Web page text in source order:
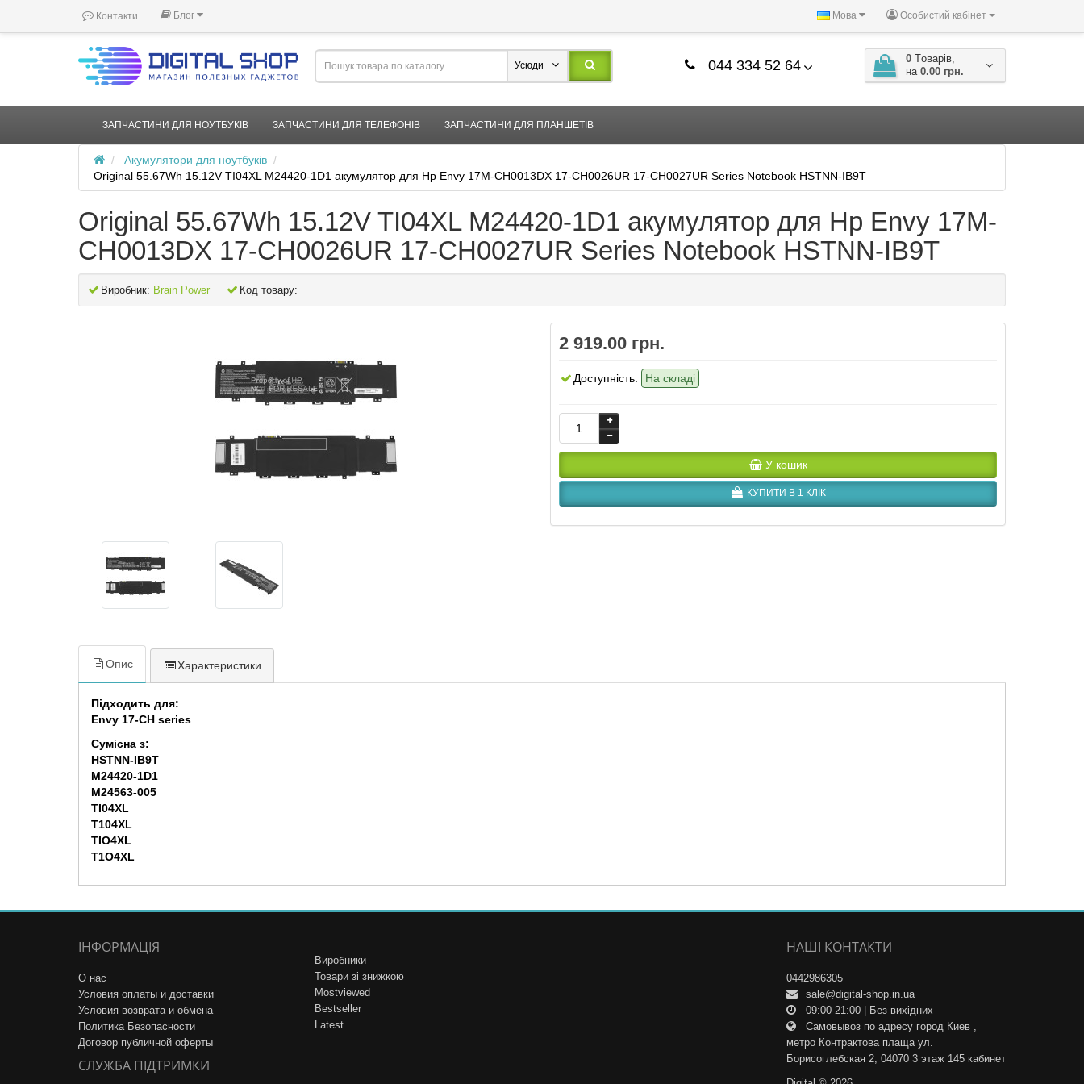
Контакти Блог Особистий кабінет
Мова
044 334 52 64 0 Tоварів,
на 0.00 грн.
Усюди
ЗАПЧАСТИНИ ДЛЯ НОУТБУКІВ ЗАПЧАСТИНИ ДЛЯ ТЕЛЕФОНІВ ЗАПЧАСТИНИ ДЛЯ ПЛАНШЕТІВ
Акумулятори для ноутбуків
Original 55.67Wh 15.12V TI04XL M24420-1D1 акумулятор для Hp Envy 17M-CH0013DX 17-CH0026UR 17-CH0027UR Series Notebook HSTNN-IB9T
Original 55.67Wh 15.12V TI04XL M24420-1D1 акумулятор для Hp Envy 17M-
CH0013DX 17-CH0026UR 17-CH0027UR Series Notebook HSTNN-IB9T
Виробник: Brain Power Код товару:
2 919.00 грн.
Доступність: На складі
У кошик
КУПИТИ В 1 КЛІК
Опис Характеристики
Підходить для:
Envy 17-CH series
Сумісна з:
HSTNN-IB9T
M24420-1D1
M24563-005
TI04XL
T104XL
TIO4XL
T1O4XL
ІНФОРМАЦІЯ
О нас
Условия оплаты и доставки
Условия возврата и обмена
Политика Безопасности
Договор публичной оферты
СЛУЖБА ПІДТРИМКИ
Виробники
Товари зі знижкою
Mostviewed
Bestseller
Latest
НАШІ КОНТАКТИ
0442986305
sale@digital-shop.in.ua
09:00-21:00 | Без вихідних
Самовывоз по адресу город Киев ,
метро Контрактова плаща ул.
Борисоглебская 2, 04070 3 этаж 145 кабинет